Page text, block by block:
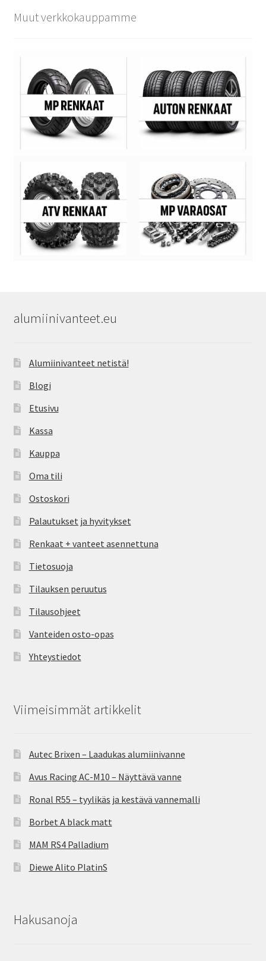
Muut verkkokauppamme
alumiinivanteet.eu
Alumiinivanteet netistä!
Blogi
Etusivu
Kassa
Kauppa
Oma tili
Ostoskori
Palautukset ja hyvitykset
Renkaat + vanteet asennettuna
Tietosuoja
Tilauksen peruutus
Tilausohjeet
Vanteiden osto-opas
Yhteystiedot
Viimeisimmät artikkelit
Autec Brixen – Laadukas alumiinivanne
Avus Racing AC-M10 – Näyttävä vanne
Ronal R55 – tyylikäs ja kestävä vannemalli
Borbet A black matt
MAM RS4 Palladium
Diewe Alito PlatinS
Hakusanoja